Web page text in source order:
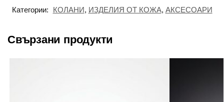
Категории: КОЛАНИ, ИЗДЕЛИЯ ОТ КОЖА, АКСЕСОАРИ
Свързани продукти